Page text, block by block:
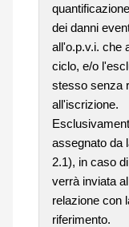
dei danni
all'o.p.v.i. che
ciclo, e/o
stesso senza
all'iscrizione.
assegnato da
2.1), in caso
verrà inviata
relazione con
riferimento.